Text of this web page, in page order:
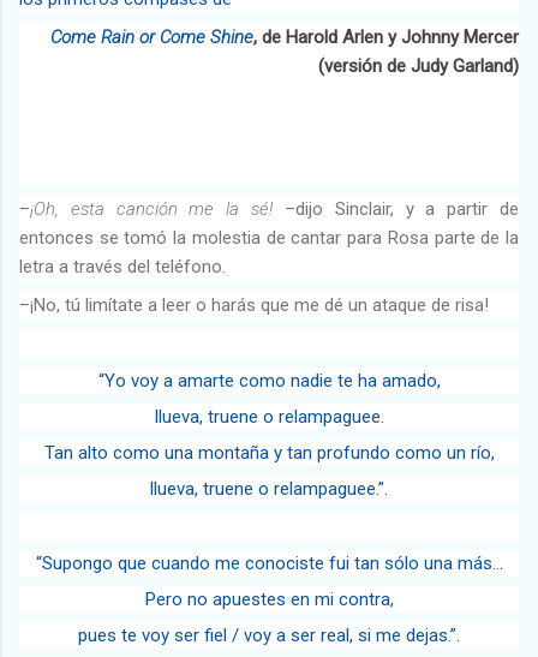
Come Rain or Come Shine, de Harold Arlen y Johnny Mercer
(versión de Judy Garland)
–¡Oh, esta canción me la sé! –dijo Sinclair, y a partir de
entonces se tomó la molestia de cantar para Rosa parte de la
letra a través del teléfono.
–¡No, tú limítate a leer o harás que me dé un ataque de risa!
“Yo voy a amarte como nadie te ha amado,
llueva, truene o relampaguee.
Tan alto como una montaña y tan profundo como un río,
llueva, truene o relampaguee.”.
“Supongo que cuando me conociste fui tan sólo una más…
Pero no apuestes en mi contra,
pues te voy ser fiel / voy a ser real, si me dejas.”.